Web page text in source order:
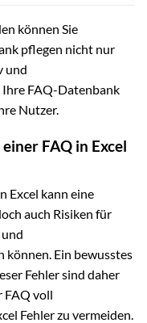
können Sie
pflegen nicht nur
und
FAQ-Datenbank
Nutzer.
FAQ in Excel
Excel kann eine
auch Risiken für
Ein bewusstes
Fehler sind daher
FAQ voll
Fehler zu vermeiden.